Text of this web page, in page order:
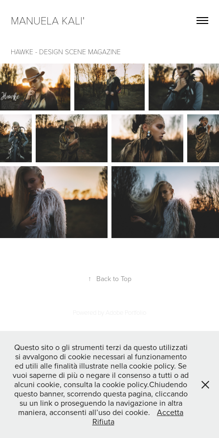
MANUELA KALI'
HAWKE - DESIGN SCENE MAGAZINE
↑ Back to Top
Questo sito o gli strumenti terzi da questo utilizzati
si avvalgono di cookie necessari al funzionamento
ed utili alle finalità illustrate nella cookie policy. Se
vuoi saperne di più o negare il consenso a tutti o ad
alcuni cookie, consulta la cookie policy.Chiudendo
questo banner, scorrendo questa pagina, cliccando
su un link o proseguendo la navigazione in altra
maniera, acconsenti all’uso dei cookie.
Accetta
Rifiuta